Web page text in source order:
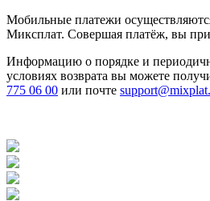
Мобильные платежи
Миксплат. Совершая платёж, вы
Информацию о порядке и
условиях возврата вы можете
775 06 00 или почте